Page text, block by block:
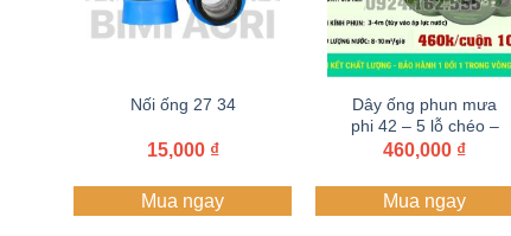
Nối ống 27 34
15,000 ₫
Mua ngay
Dây ống phun mưa
phi 42 – 5 lỗ chéo –
dày 0.3mm – cuộn
AGRI | Nhựa nguyên
sinh | Bảo hành 1 năm
460,000 ₫
Mua ngay